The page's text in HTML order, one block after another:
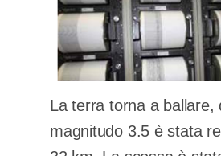
La terra torna a ballare,
magnitudo 3.5 è stata